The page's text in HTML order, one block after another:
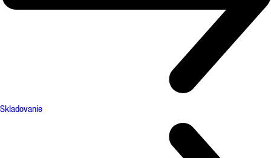
Skladovanie